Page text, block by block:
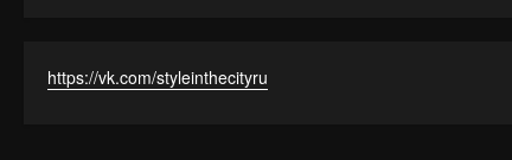
https://vk.com/styleinthecityru